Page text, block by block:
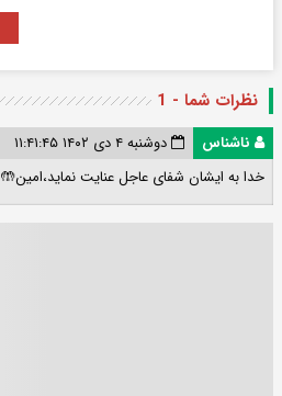
نظرات شما - 1
ناشناس
دوشنبه ۴ دی ۱۴۰۲ ۱۱:۴۱:۴۵
خدا به ایشان شفای عاجل عنایت نماید،امین🤲